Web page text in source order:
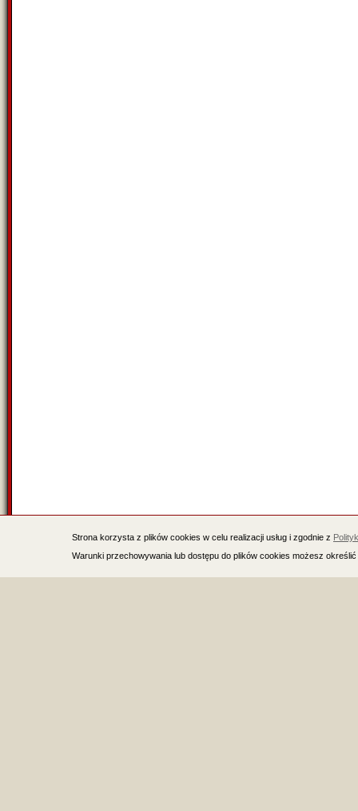
Strona korzysta z plików cookies w celu realizacji usług i zgodnie z
Warunki przechowywania lub dostępu do plików cookies możesz